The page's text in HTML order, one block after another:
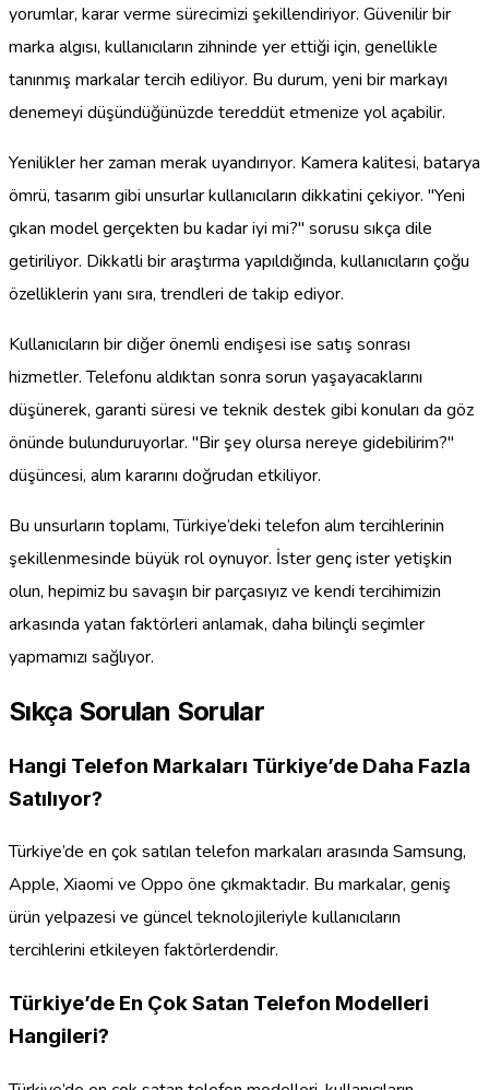
yorumlar, karar verme sürecimizi şekillendiriyor. Güvenilir bir
marka algısı, kullanıcıların zihninde yer ettiği için, genellikle
tanınmış markalar tercih ediliyor. Bu durum, yeni bir markayı
denemeyi düşündüğünüzde tereddüt etmenize yol açabilir.
Yenilikler her zaman merak uyandırıyor. Kamera kalitesi, batarya
ömrü, tasarım gibi unsurlar kullanıcıların dikkatini çekiyor. "Yeni
çıkan model gerçekten bu kadar iyi mi?" sorusu sıkça dile
getiriliyor. Dikkatli bir araştırma yapıldığında, kullanıcıların çoğu
özelliklerin yanı sıra, trendleri de takip ediyor.
Kullanıcıların bir diğer önemli endişesi ise satış sonrası
hizmetler. Telefonu aldıktan sonra sorun yaşayacaklarını
düşünerek, garanti süresi ve teknik destek gibi konuları da göz
önünde bulunduruyorlar. "Bir şey olursa nereye gidebilirim?"
düşüncesi, alım kararını doğrudan etkiliyor.
Bu unsurların toplamı, Türkiye’deki telefon alım tercihlerinin
şekillenmesinde büyük rol oynuyor. İster genç ister yetişkin
olun, hepimiz bu savaşın bir parçasıyız ve kendi tercihimizin
arkasında yatan faktörleri anlamak, daha bilinçli seçimler
yapmamızı sağlıyor.
Sıkça Sorulan Sorular
Hangi Telefon Markaları Türkiye’de Daha Fazla
Satılıyor?
Türkiye’de en çok satılan telefon markaları arasında Samsung,
Apple, Xiaomi ve Oppo öne çıkmaktadır. Bu markalar, geniş
ürün yelpazesi ve güncel teknolojileriyle kullanıcıların
tercihlerini etkileyen faktörlerdendir.
Türkiye’de En Çok Satan Telefon Modelleri
Hangileri?